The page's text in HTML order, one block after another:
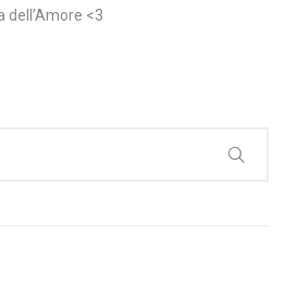
dell’Amore <3